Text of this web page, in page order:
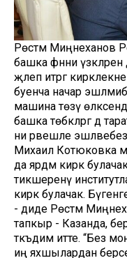
Рөстәм Миңнеханов
башка фәнни
җәлеп итәргә
буенча начар
машина төзү
башка төбәкләргә дә
ни рәвешле
Михаил Котюковка
да ярдәм кирәк
тикшеренү
кирәк булачак.
- диде Рөстәм
тапкыр - Казанда,
тәкъдим итте. “Без
иң яхшылардан